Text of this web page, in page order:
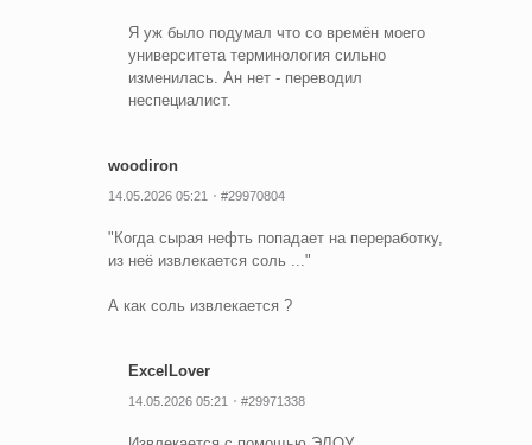
Я уж было подумал что со времён моего
университета терминология сильно
изменилась. Ан нет - переводил
неспециалист.
woodiron
14.05.2026 05:21 #29970804
"Когда сырая нефть попадает на переработку,
из неё извлекается соль ..."
А как соль извлекается ?
ExcelLover
14.05.2026 05:21 #29971338